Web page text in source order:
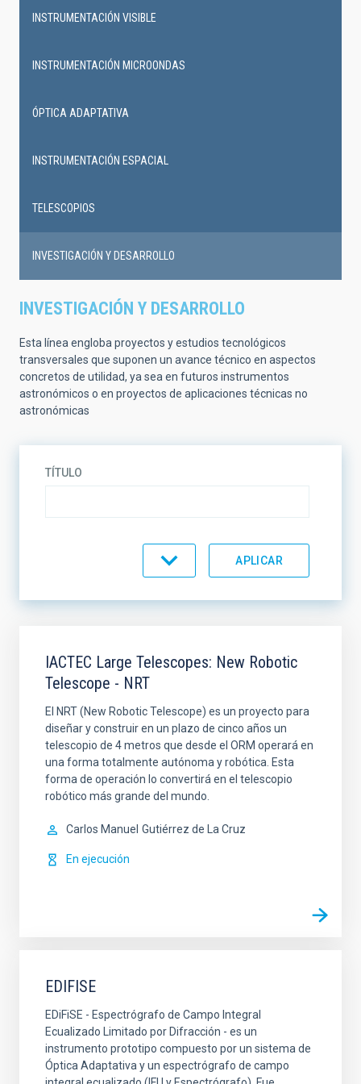
INVESTIGACIÓN Y DESARROLLO
Esta línea engloba proyectos y estudios tecnológicos
transversales que suponen un avance técnico en aspectos
concretos de utilidad, ya sea en futuros instrumentos
astronómicos o en proyectos de aplicaciones técnicas no
astronómicas
TÍTULO
IACTEC Large Telescopes: New Robotic
Telescope - NRT
El NRT (New Robotic Telescope) es un proyecto para
diseñar y construir en un plazo de cinco años un
telescopio de 4 metros que desde el ORM operará en
una forma totalmente autónoma y robótica. Esta
forma de operación lo convertirá en el telescopio
robótico más grande del mundo.
Carlos Manuel Gutiérrez de La Cruz
En ejecución
EDIFISE
EDiFiSE - Espectrógrafo de Campo Integral
Ecualizado Limitado por Difracción - es un
instrumento prototipo compuesto por un sistema de
Óptica Adaptativa y un espectrógrafo de campo
INSTRUMENTACIÓN VISIBLE
INSTRUMENTACIÓN MICROONDAS
ÓPTICA ADAPTATIVA
INSTRUMENTACIÓN ESPACIAL
TELESCOPIOS
INVESTIGACIÓN Y DESARROLLO